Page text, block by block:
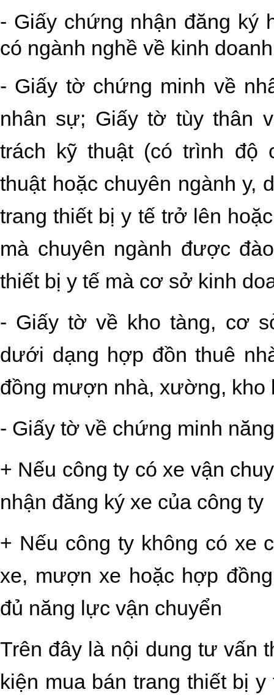
- Giấy chứng nhận đăng ký
có ngành nghề về kinh
- Giấy tờ chứng minh về
nhân sự; Giấy tờ tùy thân
trách kỹ thuật (có trình độ
thuật hoặc chuyên ngành y,
trang thiết bị y tế trở lên
mà chuyên ngành được
thiết bị y tế mà cơ sở kinh
- Giấy tờ về kho tàng, cơ
dưới dạng hợp đồn thuê
đồng mượn nhà, xường, kho
- Giấy tờ về chứng minh
+ Nếu công ty có xe vận
nhận đăng ký xe của công ty
+ Nếu công ty không có xe
xe, mượn xe hoặc hợp
đủ năng lực vận chuyển
Trên đây là nội dung tư vấn
kiện mua bán trang thiết bị y